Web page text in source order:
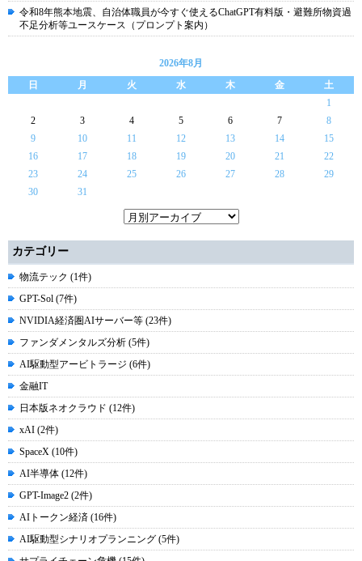
令和8年熊本地震、自治体職員が今すぐ使えるChatGPT有料版・避難所物資過
不足分析等ユースケース（プロンプト案内）
2026年8月
日
月 火 水 木 金
土
1
2
3 4 5 6 7
8
9
10 11 12 13 14
15
16
17 18 19 20 21
22
23
24 25 26 27 28
29
30
31
カテゴリー
物流テック (1件)
GPT-Sol (7件)
NVIDIA経済圏AIサーバー等 (23件)
ファンダメンタルズ分析 (5件)
AI駆動型アービトラージ (6件)
金融IT
日本版ネオクラウド (12件)
xAI (2件)
SpaceX (10件)
AI半導体 (12件)
GPT-Image2 (2件)
AIトークン経済 (16件)
AI駆動型シナリオプランニング (5件)